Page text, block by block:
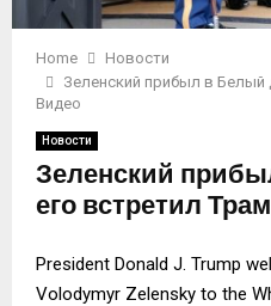
Home
Новости
Зеленский прибыл в Белый
Видео
Новости
Зеленский
его встретил
President Donald J. Trump
Volodymyr Zelensky to the